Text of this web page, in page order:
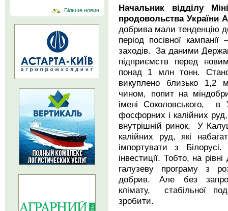
Начальник відділу
продовольства України
добрива мали тенденцію
період посівної
заходів. За даними
підприємств перед
понад 1 млн тонн.
викуплено близько 1,2
чином, попит на
імені Соколовського, в
фосфорних і калійних
внутрішній ринок. У
калійних руд, які
імпортувати з
інвестиції. Тобто, на
галузеву програму з
добрив. Але без
клімату, стабільної
зробити.
Більше новин